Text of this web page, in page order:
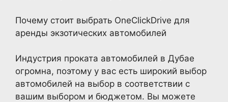
Почему стоит выбрать OneClickDrive для
аренды экзотических автомобилей
Индустрия проката автомобилей в Дубае
огромна, поэтому у вас есть широкий выбор
автомобилей на выбор в соответствии с
вашим выбором и бюджетом. Вы можете